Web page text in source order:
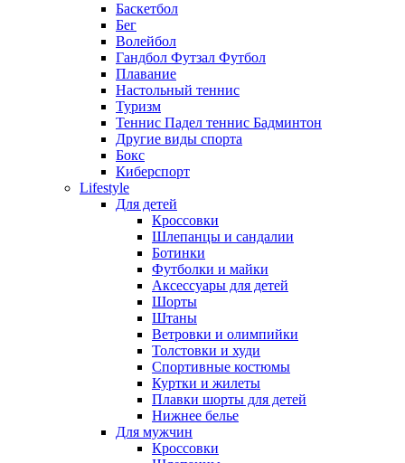
Баскетбол
Бег
Волейбол
Гандбол Футзал Футбол
Плавание
Настольный теннис
Туризм
Теннис Падел теннис Бадминтон
Другие виды спорта
Бокс
Киберспорт
Lifestyle
Для детей
Кроссовки
Шлепанцы и сандалии
Ботинки
Футболки и майки
Аксессуары для детей
Шорты
Штаны
Ветровки и олимпийки
Толстовки и худи
Спортивные костюмы
Куртки и жилеты
Плавки шорты для детей
Нижнее белье
Для мужчин
Кроссовки